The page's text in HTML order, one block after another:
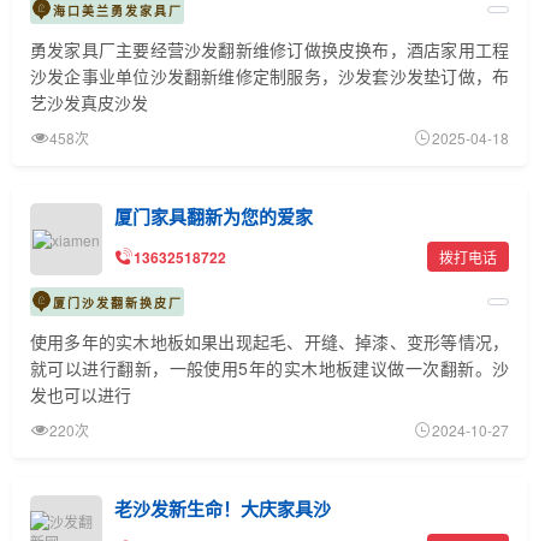
海口美兰勇发家具厂
勇发家具厂主要经营沙发翻新维修订做换皮换布，酒店家用工程
沙发企事业单位沙发翻新维修定制服务，沙发套沙发垫订做，布
艺沙发真皮沙发
458次 2025-04-18
厦门家具翻新为您的爱家
13632518722 拨打电话
厦门沙发翻新换皮厂
使用多年的实木地板如果出现起毛、开缝、掉漆、变形等情况，
就可以进行翻新，一般使用5年的实木地板建议做一次翻新。沙
发也可以进行
220次 2024-10-27
老沙发新生命！大庆家具沙